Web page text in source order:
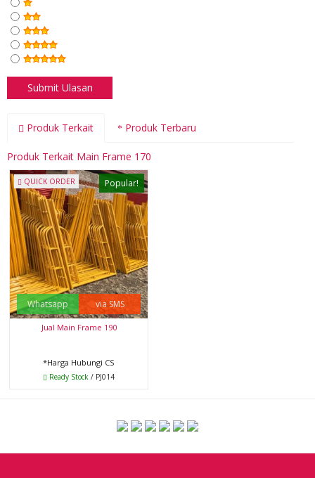
Produk Terkait Produk Terbaru
Produk Terkait Main Frame 170
Popular!
QUICK ORDER
Whatsapp via SMS
Jual Main Frame 190
*Harga Hubungi CS
Ready Stock / PJ014